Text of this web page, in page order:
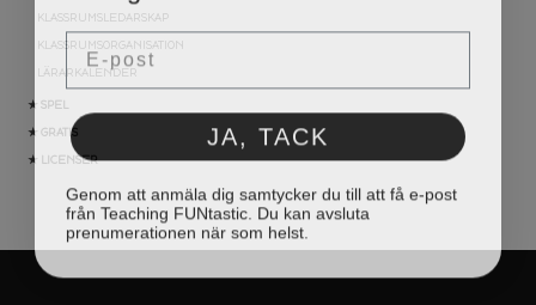
KLASSRUMSLEDARSKAP
KLASSRUMSORGANISATION
LÄRARKALENDER
★ SPEL
★ GRATIS
★ LICENSER
Email
JA, TACK
från Teaching FUNtastic. Du kan avsluta
prenumerationen när som helst.